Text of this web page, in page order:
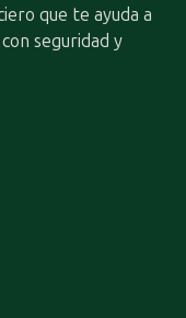
que te ayuda a
seguridad y